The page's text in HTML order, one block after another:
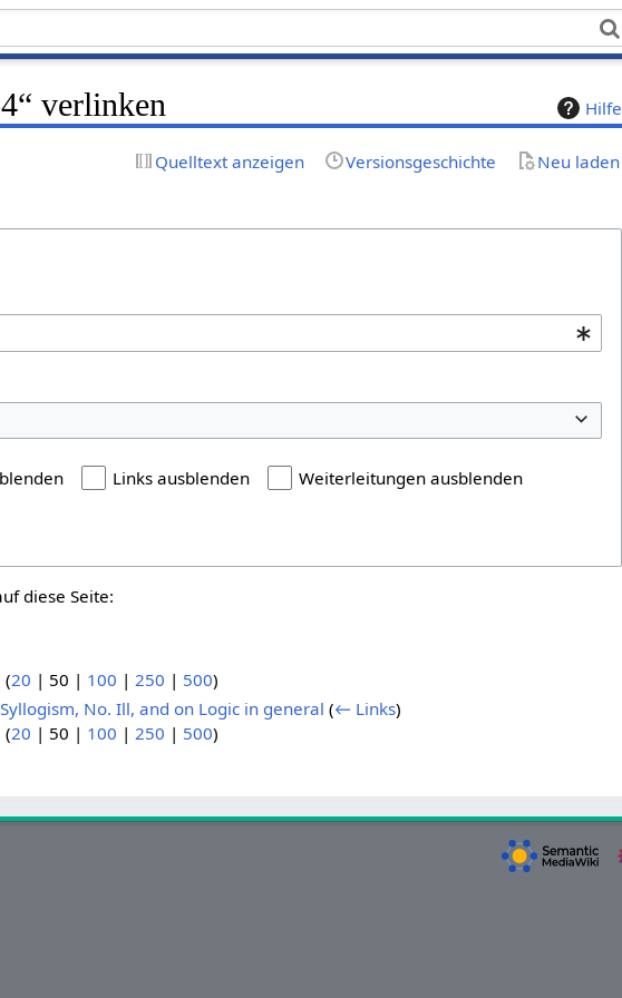
Hilfe
verlinken
Quelltext anzeigen Versionsgeschichte Neu laden
Links ausblenden Weiterleitungen ausblenden
diese Seite:
(20 | 50 | 100 | 250 | 500)
No. Ill, and on Logic in general (← Links)
(20 | 50 | 100 |250 | 500)